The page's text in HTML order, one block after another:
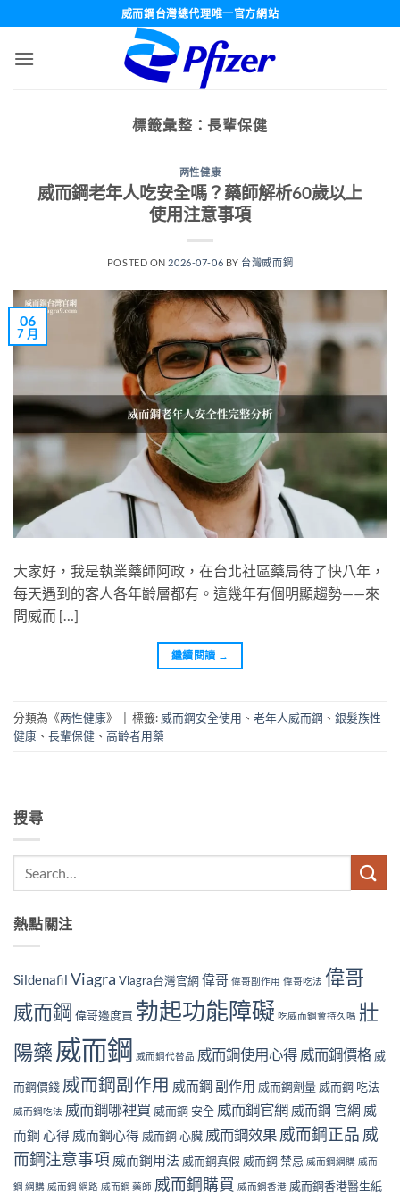
威而鋼台灣總代理唯一官方網站
標籤彙整：長輩保健
两性健康
威而鋼老年人吃安全嗎？藥師解析60歲以上
使用注意事項
POSTED ON 2026-07-06 BY 台灣威而鋼
06
7 月
大家好，我是執業藥師阿政，在台北社區藥局待了快八年，
每天遇到的客人各年齡層都有。這幾年有個明顯趨勢——來
問威而 […]
繼續閱讀 →
分類為《两性健康》 標籤: 威而鋼安全使用 、 老年人威而鋼 、 銀髮族性
健康 、 長輩保健 、 高齡者用藥
搜尋
熱點關注
Sildenafil Viagra Viagra台灣官網偉哥 偉哥副作用 偉哥吃法 偉哥
威而鋼 偉哥邊度買 勃起功能障礙 吃威而鋼會持久嗎 壯
陽藥 威而鋼 威而鋼代替品 威而鋼使用心得 威而鋼價格 威
而鋼價錢 威而鋼副作用 威而鋼 副作用 威而鋼劑量 威而鋼 吃法
威而鋼吃法 威而鋼哪裡買 威而鋼 安全 威而鋼官網 威而鋼 官網 威
而鋼 心得 威而鋼心得 威而鋼 心臟 威而鋼效果 威而鋼正品 威
而鋼注意事項 威而鋼用法 威而鋼真假 威而鋼 禁忌 威而鋼網購 威而
鋼 網購 威而鋼 網路 威而鋼 藥師 威而鋼購買 威而鋼香港 威而鋼香港醫生紙